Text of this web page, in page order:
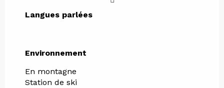
Langues parlées
Langues parlées
Environnement
Environnement
En montagne
Station de ski